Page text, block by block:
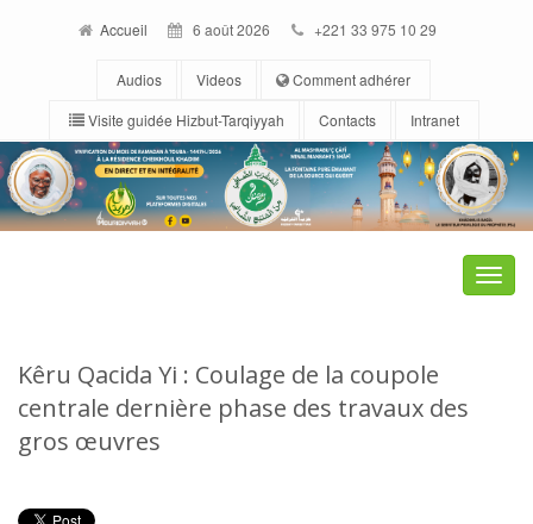
Accueil 6 août 2026 +221 33 975 10 29
Audios Videos
Comment adhérer
Visite guidée Hizbut-Tarqiyyah
Contacts Intranet
Toggle
Kêru Qacida Yi : Coulage de la coupole
centrale dernière phase des travaux des
gros œuvres